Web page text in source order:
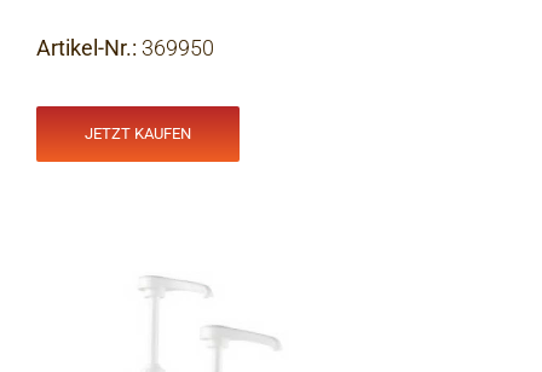
Artikel-Nr.: 369950
JETZT KAUFEN